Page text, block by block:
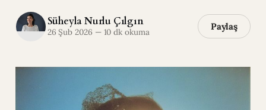
Süheyla Nurlu Çılgın
26 Şub 2026 —10 dk okuma Paylaş